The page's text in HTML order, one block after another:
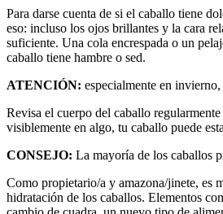
Para darse cuenta de si el caballo tiene
eso: incluso los ojos brillantes y la cara
suficiente. Una cola encrespada o un
caballo tiene hambre o sed.
ATENCIÓN: especialmente en
Revisa el cuerpo del caballo
visiblemente en algo, tu caballo puede
CONSEJO: La mayoría de los caballos
Como propietario/a y amazona/jinete, es
hidratación de los caballos. Elementos